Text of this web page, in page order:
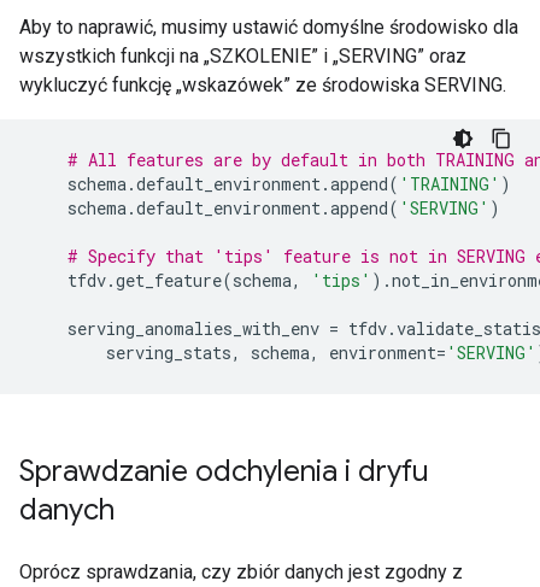
Aby to naprawić, musimy ustawić domyślne środowisko dla
wszystkich funkcji na „SZKOLENIE” i „SERVING” oraz
wykluczyć funkcję „wskazówek” ze środowiska SERVING.
# All features are by default in both TRAINING
schema.default_environment.append( 'TRAINING' )
schema.default_environment.append( 'SERVING' )
# Specify that 'tips' feature is not in SERVING
tfdv.get_feature(schema, 'tips' ) .
serving_anomalies_with_env = tfdv.
serving_stats, schema, environment= 'SERVING'
Sprawdzanie odchylenia i dryfu
danych
Oprócz sprawdzania, czy zbiór danych jest zgodny z